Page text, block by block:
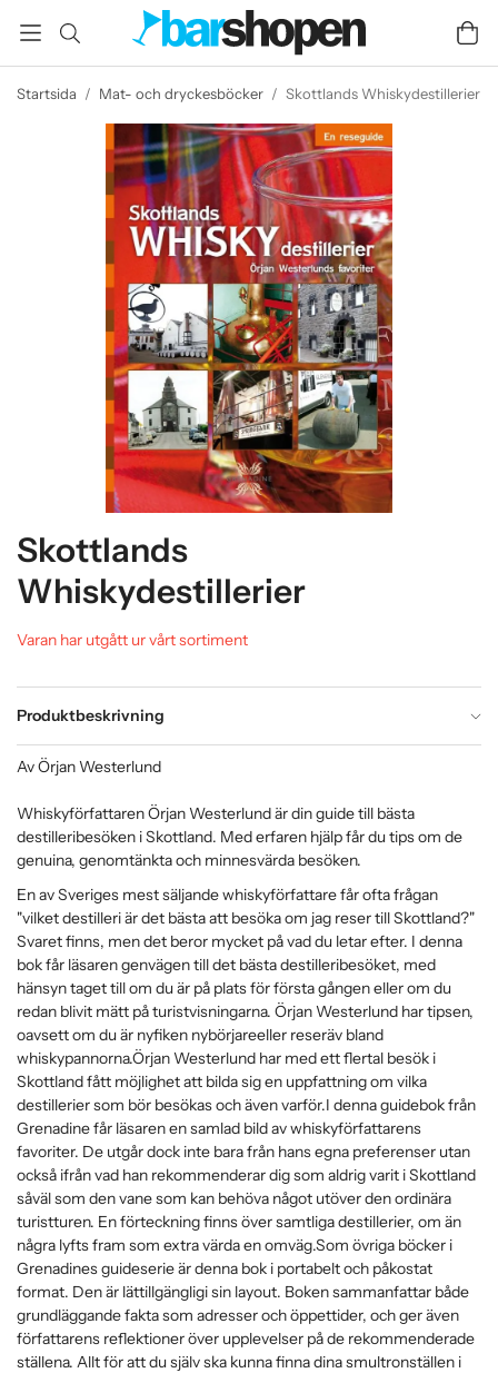
Startsida / Mat- och dryckesböcker / Skottlands Whiskydestillerier
Skottlands
Whiskydestillerier
Varan har utgått ur vårt sortiment
Produktbeskrivning
Av Örjan Westerlund
Whiskyförfattaren Örjan Westerlund är din guide till bästa
destilleribesöken i Skottland. Med erfaren hjälp får du tips om de
genuina, genomtänkta och minnesvärda besöken.
En av Sveriges mest säljande whiskyförfattare får ofta frågan
"vilket destilleri är det bästa att besöka om jag reser till Skottland?"
Svaret finns, men det beror mycket på vad du letar efter. I denna
bok får läsaren genvägen till det bästa destilleribesöket, med
hänsyn taget till om du är på plats för första gången eller om du
redan blivit mätt på turistvisningarna. Örjan Westerlund har tipsen,
oavsett om du är nyfiken nybörjareeller reseräv bland
whiskypannorna.Örjan Westerlund har med ett flertal besök i
Skottland fått möjlighet att bilda sig en uppfattning om vilka
destillerier som bör besökas och även varför.I denna guidebok från
Grenadine får läsaren en samlad bild av whiskyförfattarens
favoriter. De utgår dock inte bara från hans egna preferenser utan
också ifrån vad han rekommenderar dig som aldrig varit i Skottland
såväl som den vane som kan behöva något utöver den ordinära
turistturen. En förteckning finns över samtliga destillerier, om än
några lyfts fram som extra värda en omväg.Som övriga böcker i
Grenadines guideserie är denna bok i portabelt och påkostat
format. Den är lättillgängligi sin layout. Boken sammanfattar både
grundläggande fakta som adresser och öppettider, och ger även
författarens reflektioner över upplevelser på de rekommenderade
ställena. Allt för att du själv ska kunna finna dina smultronställen i